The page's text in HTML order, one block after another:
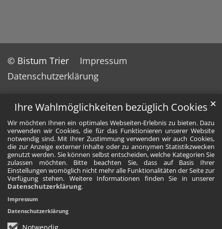
Ihre Wahlmöglichkeiten bezüglich Cookies
Wir möchten Ihnen ein optimales Webseiten-Erlebnis zu bieten. Dazu
verwenden wir Cookies, die für das Funktionieren unserer Website
notwendig sind. Mit Ihrer Zustimmung verwenden wir auch Cookies,
die zur Anzeige externer Inhalte oder zu anonymen Statistikzwecken
genutzt werden. Sie können selbst entscheiden, welche Kategorien Sie
zulassen möchten. Bitte beachten Sie, dass auf Basis Ihrer
Einstellungen womöglich nicht mehr alle Funktionalitäten der Seite zur
Verfügung stehen. Weitere Informationen finden Sie in unserer
Datenschutzerklärung.
Notwendig
✕
Impressum
Datenschutzerklärung
© Bistum Trier
Impressum
Datenschutzerklärung